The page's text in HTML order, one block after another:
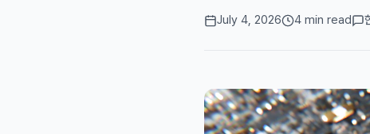
July 4, 2026 4 min read